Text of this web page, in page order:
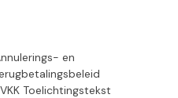
en
Toelichtingstekst